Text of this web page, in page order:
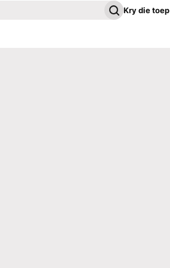
Kry die toep